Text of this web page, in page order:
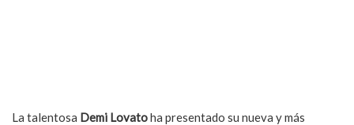
La talentosa Demi Lovatoha presentado su nueva y más